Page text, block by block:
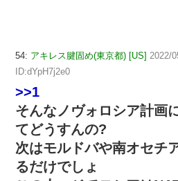
54: アキレス腱固め(東京都) [US] 2022/
ID:dYpH7j2e0
>>1
そんなノヴォロシア計画
てどうすんの?
次はモルドバや南オセチ
るだけでしょ